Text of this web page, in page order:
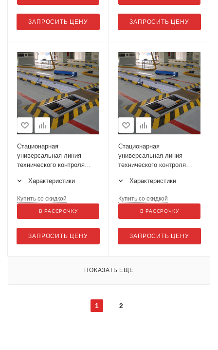
ЗАПРОСИТЬ ЦЕНУ ЗАПРОСИТЬ ЦЕНУ
Стационарная
универсальная линия
технического контроля
Характеристики
ЗАПРОСИТЬ ЦЕНУ
Купить со скидкой
В РАССРОЧКУ
Стационарная
универсальная линия
технического контроля
Характеристики
ЗАПРОСИТЬ ЦЕНУ
Купить со скидкой
В РАССРОЧКУ
ПОКАЗАТЬ ЕЩЕ
1 2